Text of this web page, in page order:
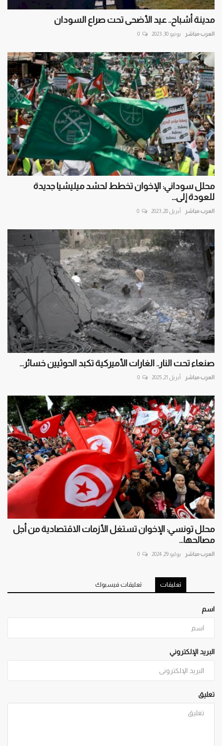
مدينة أشباح.. عيد الأضحى تحت صراع السودان
العرب مباشر يونيو 30, 2023 0
محلل سوداني: الإخوان تخطط لحشد ميليشيا جديدة
للعودة إلى...
العرب مباشر أبريل 28, 2023 0
صنعاء تحت النار.. الغارات الأميركية تكبد الحوثيين خسائر...
العرب مباشر أبريل 21, 2025 0
محلل تونسي: الإخوان تستغل الأزمات الاقتصادية من أجل
مصالحها...
العرب مباشر يوليو 29, 2024 0
تعليقات تعليقات فيسبوك
اسم
البريد الإلكتروني
تعليق